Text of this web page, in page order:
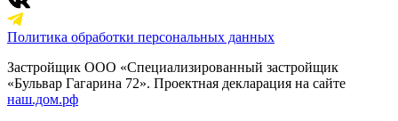
Политика обработки персональных данных
Застройщик ООО «Специализированный застройщик
«Бульвар Гагарина 72». Проектная декларация на сайте
наш.дом.рф